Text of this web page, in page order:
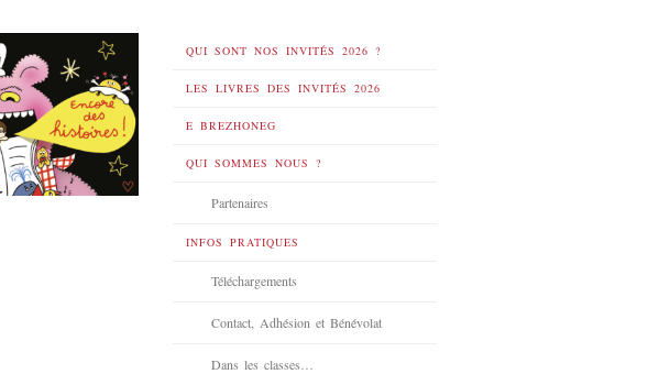
QUI SONT NOS INVITÉS 2026 ?
LES LIVRES DES INVITÉS 2026
E BREZHONEG
QUI SOMMES NOUS ?
Partenaires
INFOS PRATIQUES
Téléchargements
Contact, Adhésion et Bénévolat
Dans les classes…